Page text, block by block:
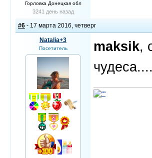
Горловка Донецкая обл
3241 день назад
#6 - 17 марта 2016, четверг
Natalia+3
Посетитель maksik,